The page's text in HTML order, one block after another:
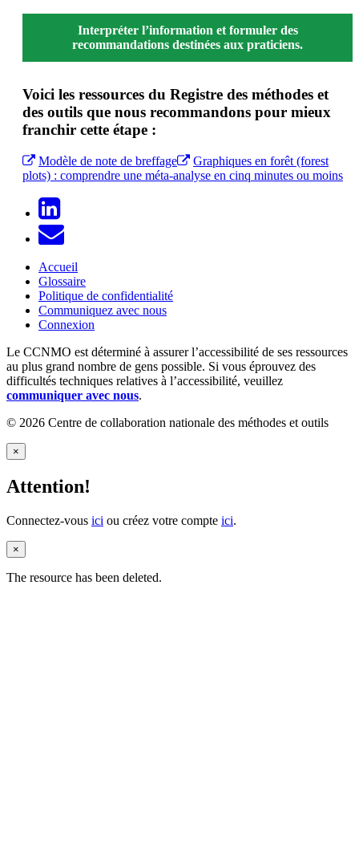
Interpréter l’information et formuler des
recommandations destinées aux praticiens.
Voici les ressources du Registre des méthodes et
des outils que nous recommandons pour mieux
franchir cette étape :
Modèle de note de breffage
Graphiques en forêt (forest
plots) : comprendre une méta-analyse en cinq minutes ou moins
Accueil
Glossaire
Politique de confidentialité
Communiquez avec nous
Connexion
Le CCNMO est déterminé à assurer l’accessibilité de ses ressources
au plus grand nombre de gens possible. Si vous éprouvez des
difficultés techniques relatives à l’accessibilité, veuillez
communiquer avec nous.
© 2026 Centre de collaboration nationale des méthodes et outils
×
Attention!
Connectez-vous ici ou créez votre compte ici.
×
The resource has been deleted.